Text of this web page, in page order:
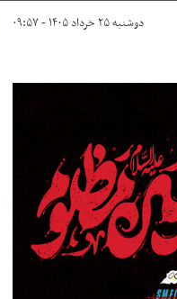
دوشنبه ۲۵ خرداد ۱۴۰۵ - ۰۹:۵۷